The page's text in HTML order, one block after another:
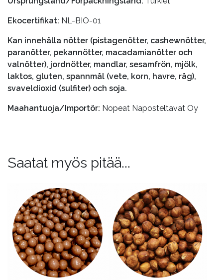
Ekocertifikat: NL-BIO-01
Kan innehålla nötter (pistagenötter, cashewnötter,
paranötter, pekannötter, macadamianötter och
valnötter), jordnötter, mandlar, sesamfrön, mjölk,
laktos, gluten, spannmål (vete, korn, havre, råg),
svaveldioxid (sulfiter) och soja.
Maahantuoja/Importör: Nopeat Naposteltavat Oy
Saatat myös pitää...
tuotteella
useampi
muunnelma.
Voit
tehdä
valinnat
tuotteella
useampi
muunnelma.
Voit
tehdä
valinnat